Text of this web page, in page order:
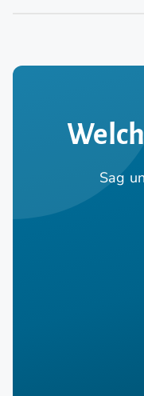
Sag